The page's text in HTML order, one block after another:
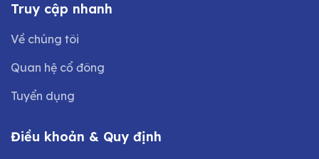
Truy cập nhanh
Về chúng tôi
Quan hệ cổ đông
Tuyển dụng
Điều khoản & Quy định